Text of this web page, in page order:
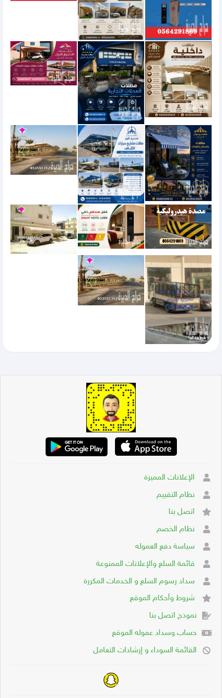
الإعلانات المميزة
نظام التقييم
اتصل بنا
نظام الخصم
سياسة دفع العموله
قائمة السلع والإعلانات الممنوعة
سداد رسوم السلع و الخدمات المكررة
شروط وأحكام الموقع
نموذج اتصل بنا
حساب وسداد عموله الموقع
القائمة السوداء و إرشادات التعامل